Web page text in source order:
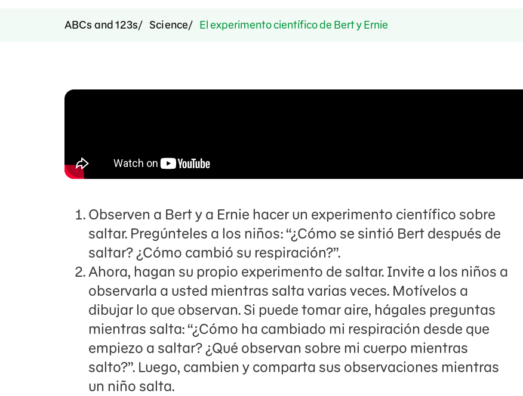
ABCs and 123s Science El experimento científico de Bert y Ernie
Observen a Bert y a Ernie hacer un experimento científico sobre
saltar. Pregúnteles a los niños: “¿Cómo se sintió Bert después de
saltar? ¿Cómo cambió su respiración?”.
Ahora, hagan su propio experimento de saltar. Invite a los niños a
observarla a usted mientras salta varias veces. Motívelos a
dibujar lo que observan. Si puede tomar aire, hágales preguntas
mientras salta: “¿Cómo ha cambiado mi respiración desde que
empiezo a saltar? ¿Qué observan sobre mi cuerpo mientras
salto?”. Luego, cambien y comparta sus observaciones mientras
un niño salta.